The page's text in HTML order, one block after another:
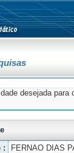
desejada
:
FERNAO DIAS